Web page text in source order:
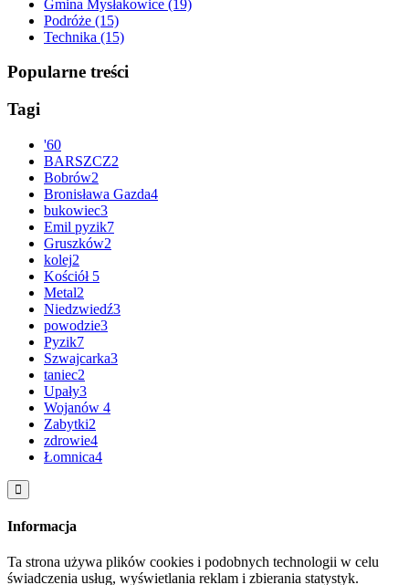
Gmina Mysłakowice (19)
Podróże (15)
Technika (15)
Popularne treści
Tagi
'60
BARSZCZ2
Bobrów2
Bronisława Gazda4
bukowiec3
Emil pyzik7
Gruszków2
kolej2
Kościół 5
Metal2
Niedzwiedź3
powodzie3
Pyzik7
Szwajcarka3
taniec2
Upały3
Wojanów 4
Zabytki2
zdrowie4
Łomnica4
Informacja
Ta strona używa plików cookies i podobnych technologii w celu
świadczenia usług, wyświetlania reklam i zbierania statystyk.